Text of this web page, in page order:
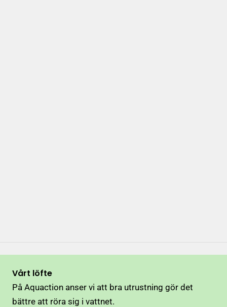
Vårt löfte
På Aquaction anser vi att bra utrustning gör det
bättre att röra sig i vattnet.